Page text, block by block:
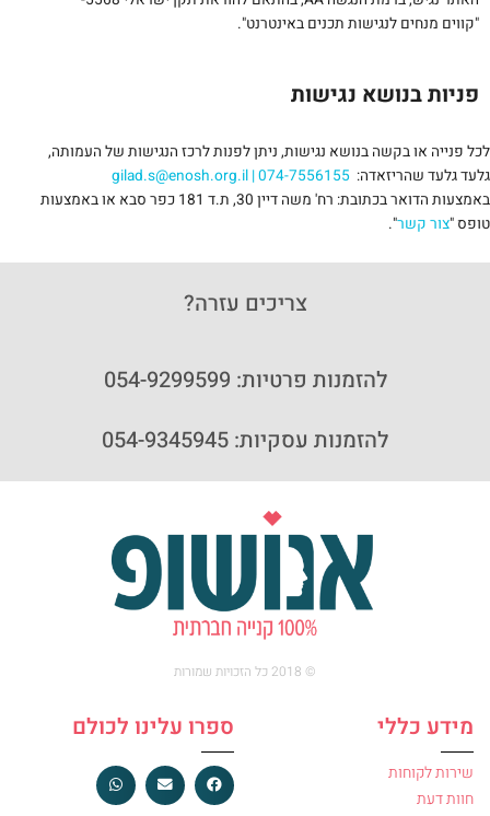
"קווים מנחים לנגישות תכנים באינטרנט".
פניות בנושא נגישות
לכל פנייה או בקשה בנושא נגישות, ניתן לפנות לרכז הנגישות של העמותה,
גלעד גלעד שהריזאדה:
gilad.s@enosh.org.il |074-7556155
באמצעות הדואר בכתובת: רח' משה דיין 30, ת.ד 181 כפר סבא או באמצעות
טופס "צור קשר".
צריכים עזרה?
להזמנות פרטיות: 054-9299599
להזמנות עסקיות: 054-9345945
© 2018 כל הזכויות שמורות
מידע כללי
שירות לקוחות
חוות דעת
ספרו עלינו לכולם